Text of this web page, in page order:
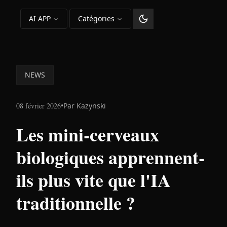
AI APP Catégories
Changer le thème
NEWS
08 février 2026•Par Kazynski
Les mini-cerveaux
biologiques apprennent-
ils plus vite que l'IA
traditionnelle ?